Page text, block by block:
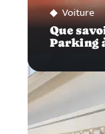
Voiture
Que
Parking